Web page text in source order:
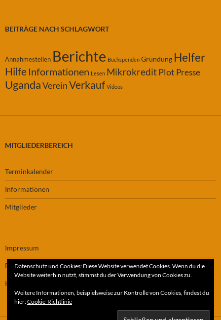
BEITRÄGE NACH SCHLAGWORT
Annahmestellen Berichte Buchspenden Gründung Helfer
Hilfe Informationen Lesen MikrokreditPlot Presse
UgandaVereinVerkauf Videos
MITGLIEDERBEREICH
Terminkalender
Informationen
Mitglieder
Impressum
Datenschutz
Kontakt
Datenschutz und Cookies: Diese Website verwendet Cookies. Wenn du die
Website weiterhin nutzt, stimmst du der Verwendung von Cookies zu.
Weitere Informationen, beispielsweise zur Kontrolle von Cookies, findest du
hier:Cookie-Richtlinie